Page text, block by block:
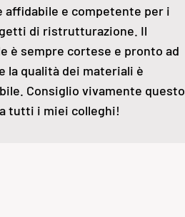
e competente per i
di ristrutturazione. Il
è sempre cortese e pronto ad
la qualità dei materiali è
Consiglio vivamente questo
tutti i miei colleghi!